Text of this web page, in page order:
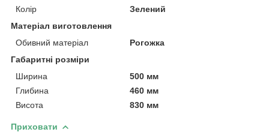
Колір
Зелений
Матеріал виготовлення
Обивний матеріал
Рогожка
Габаритні розміри
Ширина
500 мм
Глибина
460 мм
Висота
830 мм
Приховати